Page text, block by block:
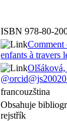
ISBN 978-80-
Comment
enfants à travers
francouzština
Obsahuje
rejstřík